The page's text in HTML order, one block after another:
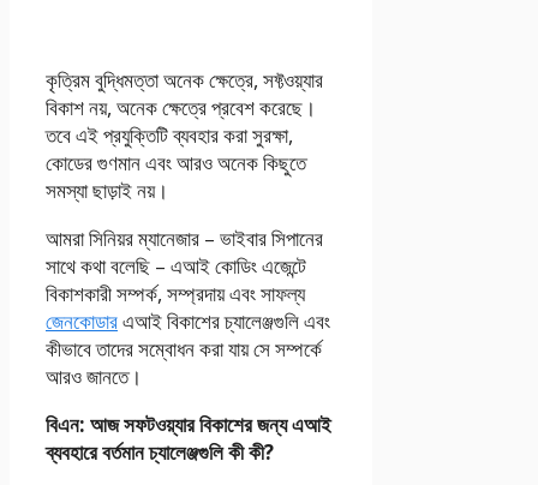
কৃত্রিম বুদ্ধিমত্তা অনেক ক্ষেত্রে, সফ্টওয়্যার
বিকাশ নয়, অনেক ক্ষেত্রে প্রবেশ করেছে।
তবে এই প্রযুক্তিটি ব্যবহার করা সুরক্ষা,
কোডের গুণমান এবং আরও অনেক কিছুতে
সমস্যা ছাড়াই নয়।
আমরা সিনিয়র ম্যানেজার – ভাইবার সিপানের
সাথে কথা বলেছি – এআই কোডিং এজেন্টে
বিকাশকারী সম্পর্ক, সম্প্রদায় এবং সাফল্য
জেনকোডারএআই বিকাশের চ্যালেঞ্জগুলি এবং
কীভাবে তাদের সম্বোধন করা যায় সে সম্পর্কে
আরও জানতে।
বিএন: আজ সফটওয়্যার বিকাশের জন্য এআই
ব্যবহারে বর্তমান চ্যালেঞ্জগুলি কী কী?